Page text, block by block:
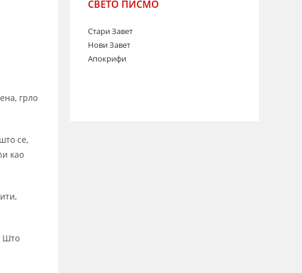
грло
се,
као
Што
СВЕТО ПИСМО
Стари Завет
Нови Завет
Апокрифи